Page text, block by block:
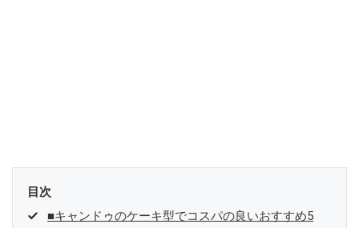
目次
■キャンドゥのケーキ型でコスパの良いおすすめ5